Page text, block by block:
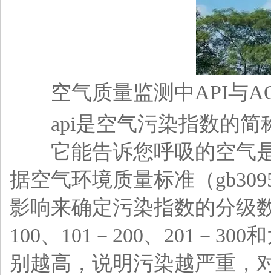
空气质量监测中API与
api是空气污染指数的简
它能告诉您呼吸的空气是
据空气环境质量标准（
影响来确定污染指数的分级
100、101－200、201－300
别越高，说明污染越严重，